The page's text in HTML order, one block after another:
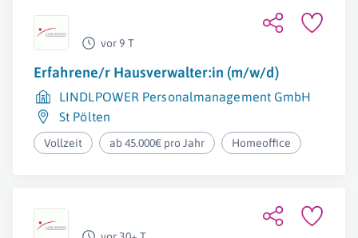
vor 9 T
Erfahrene/r Hausverwalter:in (m/w/d)
LINDLPOWER Personalmanagement GmbH
St Pölten
Vollzeit ab 45.000€ pro Jahr Homeoffice